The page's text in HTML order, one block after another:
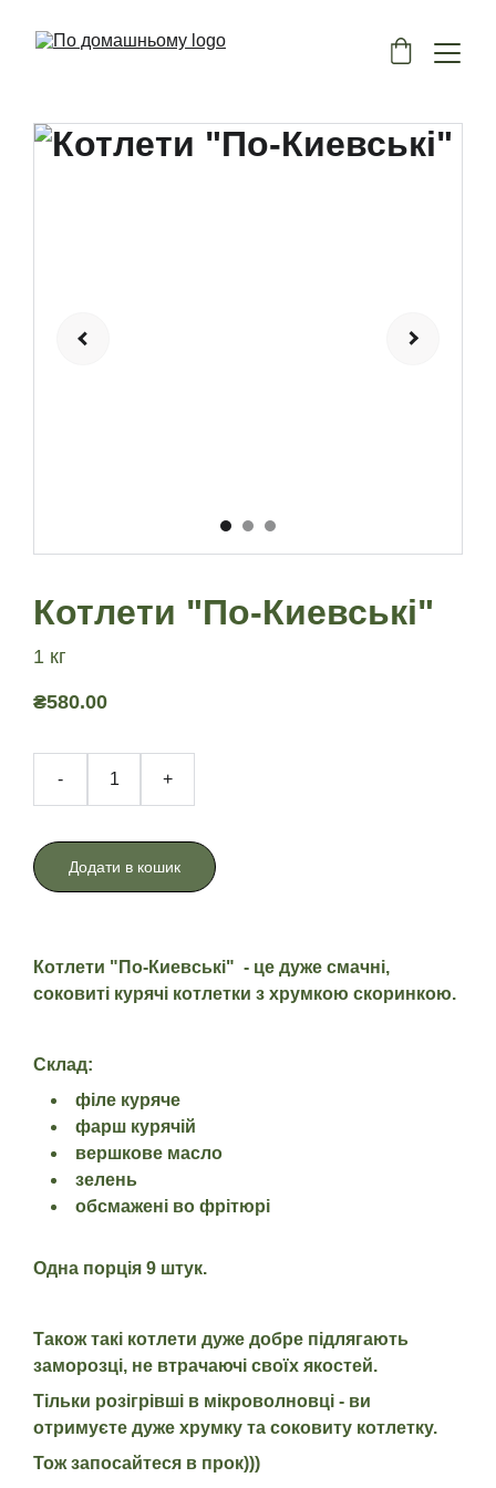
Котлети "По-Киевські"
1 кг
₴580.00
- +
Додати в кошик
Котлети "По-Киевські" - це дуже смачні,
соковиті курячі котлетки з хрумкою скоринкою.
Склад:
філе куряче
фарш курячій
вершкове масло
зелень
обсмажені во фрітюрі
Одна порція 9 штук.
Також такі котлети дуже добре підлягають
заморозці, не втрачаючі своїх якостей.
Тільки розігрівші в мікроволновці - ви
отримуєте дуже хрумку та соковиту котлетку.
Тож запосайтеся в прок)))